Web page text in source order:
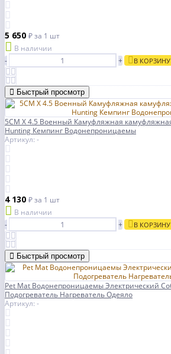
5 650 ₽за 1 шт
В наличии
-
+ В КОРЗИНУ
Быстрый просмотр
5CM X 4.5 Военный Камуфляжная
Hunting Кемпинг Водонепроницаемы
Артикул: -
4 130 ₽за 1 шт
В наличии
-
+ В КОРЗИНУ
Быстрый просмотр
Pet Mat Водонепроницаемы Электрический
Подогреватель Нагреватель Одеяло
Артикул: -